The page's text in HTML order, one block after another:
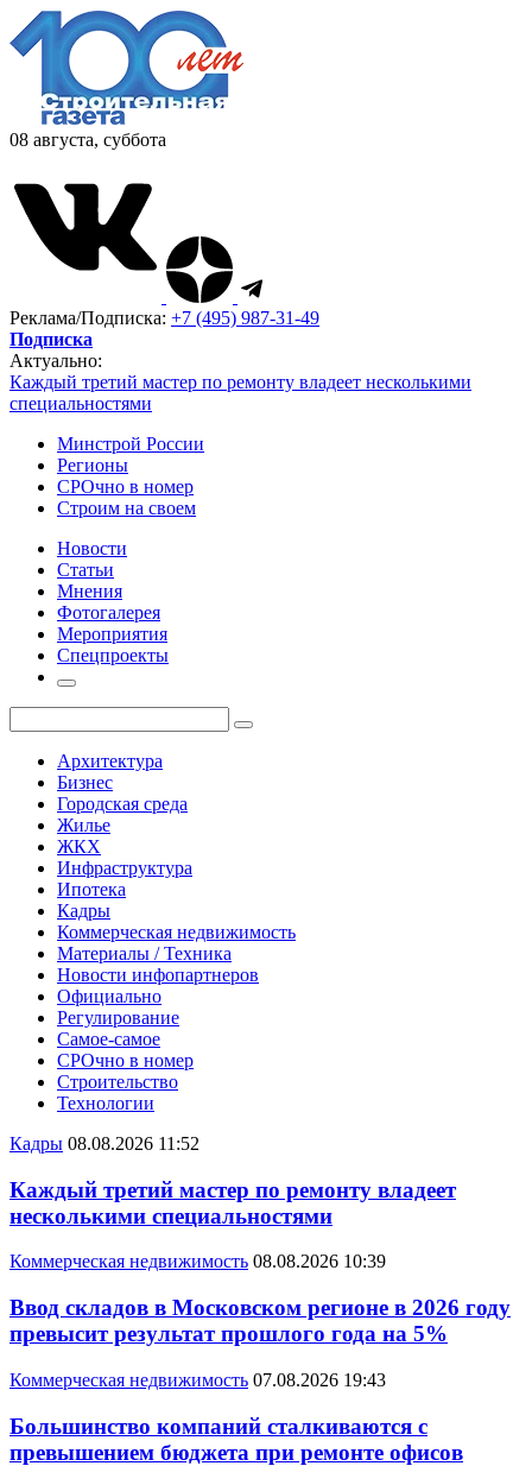
08 августа, суббота
Реклама/Подписка: +7 (495) 987-31-49
Подписка
Актуально:
Каждый третий мастер по ремонту владеет несколькими
специальностями
Минстрой России
Регионы
СРОчно в номер
Строим на своем
Новости
Статьи
Мнения
Фотогалерея
Мероприятия
Спецпроекты
Архитектура
Бизнес
Городская среда
Жилье
ЖКХ
Инфраструктура
Ипотека
Кадры
Коммерческая недвижимость
Материалы / Техника
Новости инфопартнеров
Официально
Регулирование
Самое-самое
СРОчно в номер
Строительство
Технологии
Кадры 08.08.2026 11:52
Каждый третий мастер по ремонту владеет
несколькими специальностями
Коммерческая недвижимость 08.08.2026 10:39
Ввод складов в Московском регионе в 2026 году
превысит результат прошлого года на 5%
Коммерческая недвижимость 07.08.2026 19:43
Большинство компаний сталкиваются с
превышением бюджета при ремонте офисов